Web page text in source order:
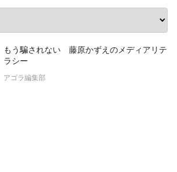
もう騙されない 藤原かずえのメディアリテ
ラシー
アゴラ編集部